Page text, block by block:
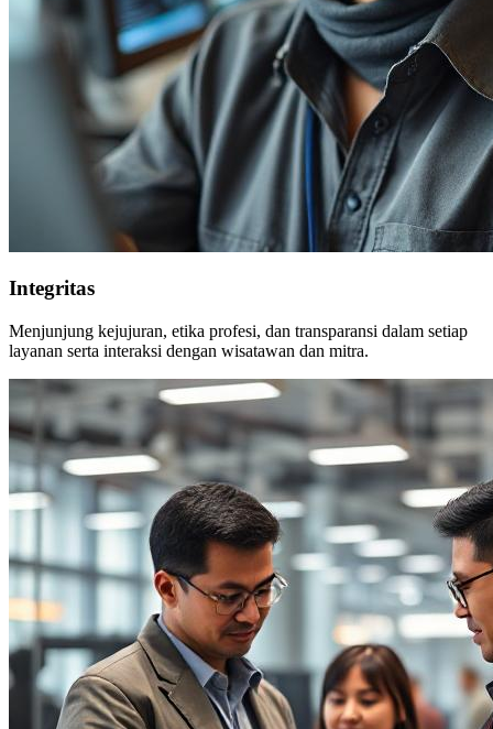
Integritas
Menjunjung kejujuran, etika profesi, dan transparansi dalam setiap
layanan serta interaksi dengan wisatawan dan mitra.